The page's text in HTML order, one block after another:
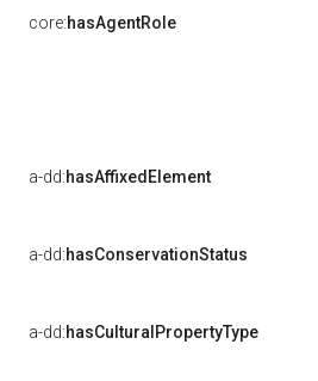
core:hasAgentRole
a-dd:hasAffixedElement
a-dd:hasConservationStatus
a-dd:hasCulturalPropertyType